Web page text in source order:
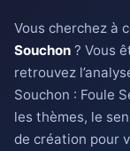
Vous cherchez à
Souchon ? Vous
retrouvez
Souchon : Foule
les thèmes, le
de création pour